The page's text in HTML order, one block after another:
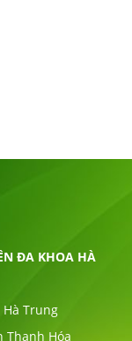
ĐA KHOA HÀ
Trung
Thanh Hóa